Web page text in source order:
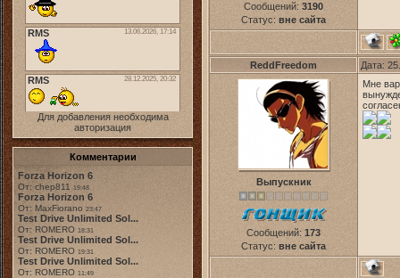
Для добавления необходима
авторизация
Комментарии
Forza Horizon 6
От: chep811 19:48
Forza Horizon 6
От: MaxFiorano 23:47
Test Drive Unlimited Sol...
От: ROMERO 18:31
Test Drive Unlimited Sol...
От: ROMERO 19:31
Test Drive Unlimited Sol...
От: ROMERO 11:49
Сообщений: 3190
Статус: вне сайта
ReddFreedom Дата:
Выпускник
Сообщений: 173
Статус: вне сайта
Мне